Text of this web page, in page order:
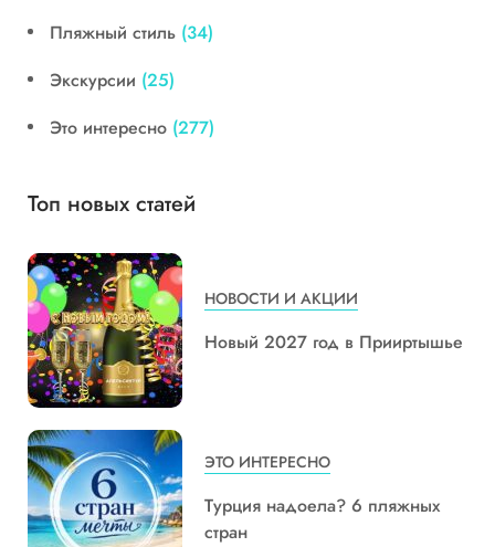
Пляжный стиль (34)
Экскурсии (25)
Это интересно (277)
Топ новых статей
НОВОСТИ И АКЦИИ
Новый 2027 год в Прииртышье
ЭТО ИНТЕРЕСНО
Турция надоела? 6 пляжных
стран